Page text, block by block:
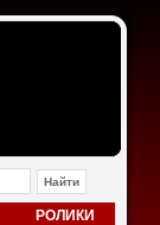
РОЛИКИ